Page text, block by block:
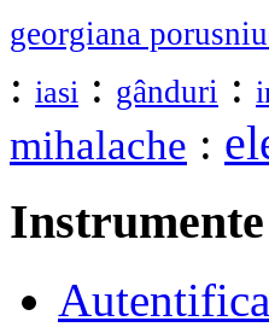
georgiana
: iasi : gânduri :
mihalache :
Instrumente